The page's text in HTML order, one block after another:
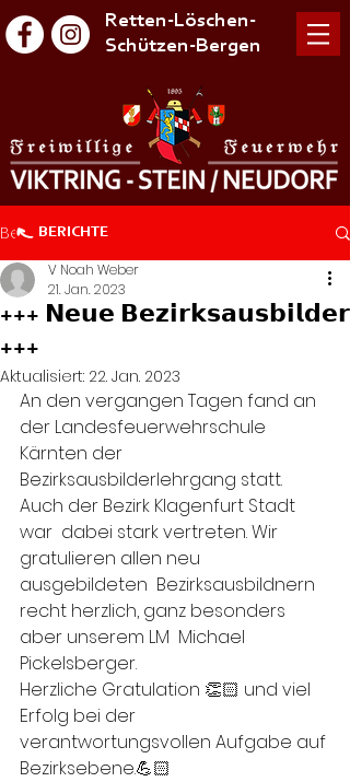
Retten-Löschen-
Schützen-Bergen
Beitrag
+++ 𝗡𝗲𝘂𝗲 𝗕𝗲𝘇𝗶𝗿𝗸𝘀𝗮𝘂𝘀𝗯𝗶𝗹𝗱𝗲𝗿
+++
V Noah Weber
21. Jan. 2023
Aktualisiert: 22. Jan. 2023
An den vergangen Tagen fand an
der Landesfeuerwehrschule
Kärnten der
Bezirksausbilderlehrgang statt.
Auch der Bezirk Klagenfurt Stadt
war  dabei stark vertreten. Wir
gratulieren allen neu
ausgebildeten  Bezirksausbildnern
recht herzlich, ganz besonders
aber unserem LM  Michael
Pickelsberger.
Herzliche Gratulation 👏🏻 und viel
Erfolg bei der
verantwortungsvollen Aufgabe auf
Bezirksebene.💪🏻
BERICHTE